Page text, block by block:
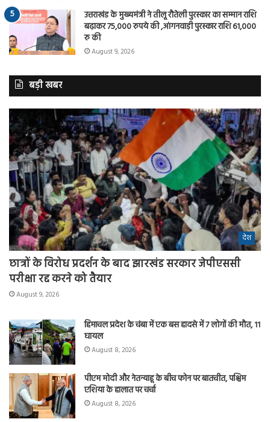
उत्तराखंड के मुख्यमंत्री ने तीलू रौतेली पुरस्कार का सम्मान राशि
बढ़ाकर 75,000 रुपये की ,आंगनवाड़ी पुरस्कार राशि 61,000
रु की
August 9, 2026
बड़ी खबर
देश
छात्रों के विरोध प्रदर्शन के बाद झारखंड सरकार जेपीएससी
परीक्षा रद्द करने को तैयार
August 9, 2026
हिमाचल प्रदेश के चंबा में एक बस हादसे में 7 लोगों की मौत, 11
घायल
August 8, 2026
पीएम मोदी और नेतन्याहू के बीच फोन पर बातचीत, पश्चिम
एशिया के हालात पर चर्चा
August 8, 2026